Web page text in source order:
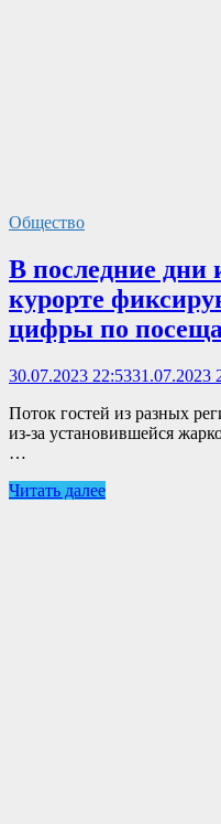
Общество
В последние дни
курорте
цифры по
30.07.2023 22:5331.07.2023
Поток гостей из разных
из-за установившейся
…
Читать далее